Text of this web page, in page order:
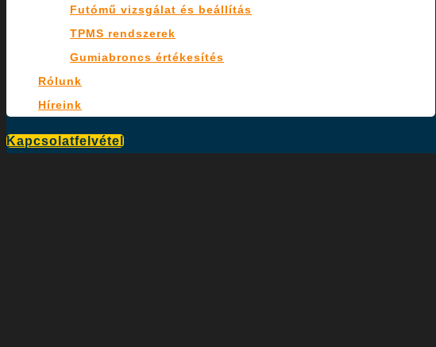
Futómű vizsgálat és beállítás
TPMS rendszerek
Gumiabroncs értékesítés
Rólunk
Híreink
Kapcsolatfelvétel